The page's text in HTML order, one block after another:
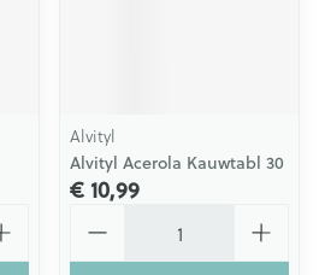
Alvityl
Alvityl Acerola Kauwtabl 30
€ 10,99